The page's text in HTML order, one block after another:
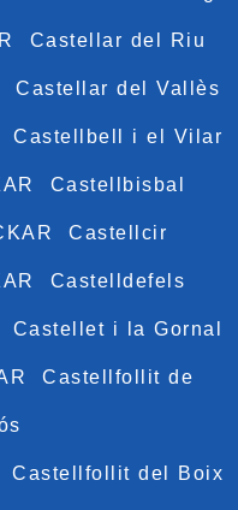
Castellar del Riu
Castellar del Vallès
Castellbell i el Vilar
Castellbisbal
Castellcir
Castelldefels
i la Gornal
Castellfollit de
Castellfollit del Boix